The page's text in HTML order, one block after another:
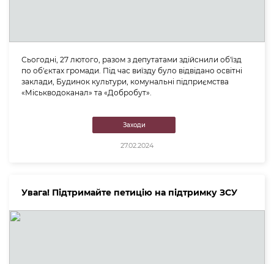
Сьогодні, 27 лютого, разом з депутатами здійснили об'їзд
по об'єктах громади. Під час виїзду було відвідано освітні
заклади, Будинок культури, комунальні підприємства
«Міськводоканал» та «Добробут».
Заходи
27.02.2024
Увага! Підтримайте петицію на підтримку ЗСУ